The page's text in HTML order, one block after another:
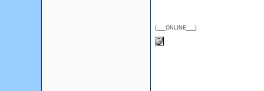
{___ONLINE___}